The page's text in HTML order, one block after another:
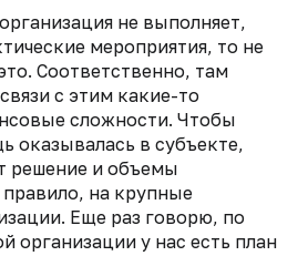
не выполняет,
мероприятия, то не
Соответственно, там
с этим какие-то
сложности. Чтобы
оказывалась в субъекте,
решение и объемы
на крупные
Еще раз говорю, по
организации у нас есть план